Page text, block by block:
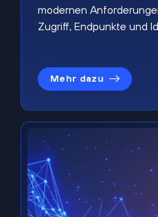
modernen
Zugriff, Endpunkte und
Mehr dazu